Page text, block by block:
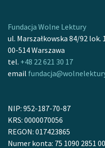
Fundacja Wolne Lektury
ul. Marszałkowska 84/92 lok.
00-514 Warszawa
tel. +48 22 621 30 17
email
NIP: 952-187-70-87
KRS: 0000070056
REGON: 017423865
Numer konta: 75 1090 2851